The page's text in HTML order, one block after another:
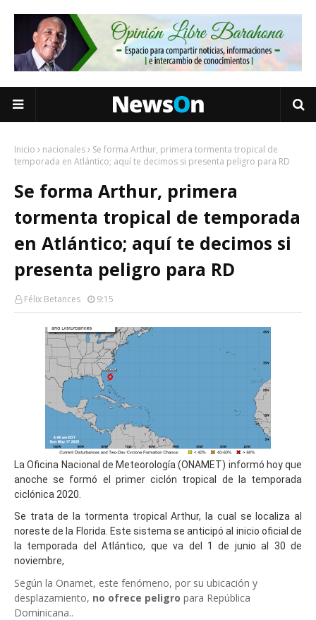
Inicio nacionales
Se forma Arthur, primera tormenta tropical de
temporada en Atlántico; aquí te decimos si presenta peligro para RD
Se forma Arthur, primera
tormenta tropical de temporada
en Atlántico; aquí te decimos si
presenta peligro para RD
Félix Betances 9:15
La Oficina Nacional de Meteorología (ONAMET) informó hoy que
anoche se formó el primer ciclón tropical de la temporada
ciclónica 2020.
Se trata de la tormenta tropical Arthur, la cual se localiza al
noreste de la Florida. Este sistema se anticipó al inicio oficial de
la temporada del Atlántico, que va del 1 de junio al 30 de
noviembre,
Según la Onamet, este fenómeno, por su ubicación y
desplazamiento, no ofrece peligro para República
Dominicana..